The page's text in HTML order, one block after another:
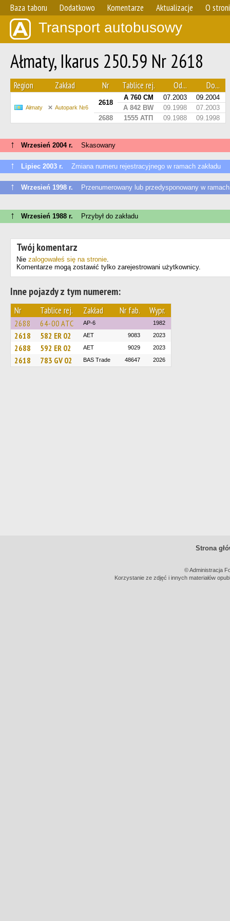
Baza taboru Dodatkowo Komentarze Aktualizacje O
Transport autobusowy
Ałmaty, Ikarus 250.59 Nr 2618
Region Zakład Nr Tablice rej. Od... Do...
Ałmaty Autopark №6
2618
A 760 CM 07.2003
09.2004
A 842 BW
09.1998
07.2003
2688
1555 АТП 09.1988 09.1998
↑ Wrzesień 2004 r. Skasowany
↑ Lipiec 2003 r. Zmiana numeru rejestracyjnego w ramach zakładu
↑ Wrzesień 1998 r. Przenumerowany lub przedysponowany w ramach
↑ Wrzesień 1988 r. Przybył do zakładu
Twój komentarz
Nie zalogowałeś się na stronie.
Komentarze mogą zostawić tylko zarejestrowani użytkownicy.
Inne pojazdy z tym numerem:
Nr Tablice rej. Zakład Nr fab. Wypr.
2688 64-00 АТС AP-6 1982
2618 582 ER 02 AET 9083 2023
2688 592 ER 02 AET 9029 2023
2618 783 GV 02 BAS Trade 48647 2026
Strona
© Administracja
Korzystanie ze zdjęć i innych materiałów